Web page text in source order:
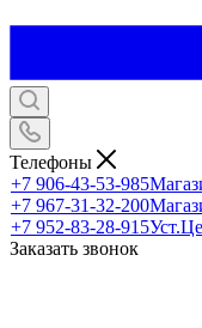
Телефоны
+7 906-43-53-985
+7 967-31-32-200
+7 952-83-28-915
Заказать звонок